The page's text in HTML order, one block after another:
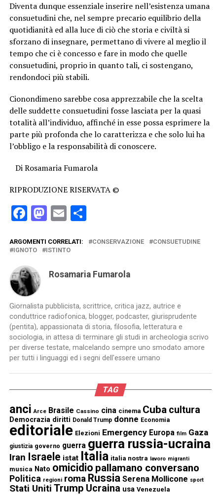
Diventa dunque essenziale inserire nell’esistenza umana
consuetudini che, nel sempre precario equilibrio della
quotidianità ed alla luce di ciò che storia e civiltà si
sforzano di insegnare, permettano di vivere al meglio il
tempo che ci è concesso e fare in modo che quelle
consuetudini, proprio in quanto tali, ci sostengano,
rendondoci più stabili.
Cionondimeno sarebbe cosa apprezzabile che la scelta
delle suddette consuetudini fosse lasciata per la quasi
totalità all’individuo, affinché in esse possa esprimere la
parte più profonda che lo caratterizza e che solo lui ha
l’obbligo e la responsabilità di conoscere.
Di Rosamaria Fumarola
RIPRODUZIONE RISERVATA ©
Facebook
Mastodon
Email
ARGOMENTI CORRELATI: CONSERVAZIONE
CONSUETUDINE
IGNOTO
ISTINTO
Rosamaria Fumarola
Giornalista pubblicista, scrittrice, critica jazz, autrice e
conduttrice radiofonica, blogger, podcaster, giurisprudente
(pentita), appassionata di storia, filosofia, letteratura e
sociologia, in attesa di terminare gli studi in archeologia scrivo
per diverse testate, malcelando sempre uno smodato amore
per tutti i linguaggi ed i segni dell'essere umano
TAG
anci Arce Brasile Cassino cina cinema Cuba cultura
Democrazia diritti Donald Trump donne Economia
editoriale Elezioni Emergency Europa film Gaza
giustizia governo guerra guerra russia-ucraina
Iran Israele istat Italia italia nostra lavoro migranti
musica Nato omicidio pallamano conversano
Politica regioni roma Russia Serena Mollicone sport
Stati Uniti Trump Ucraina usa Venezuela